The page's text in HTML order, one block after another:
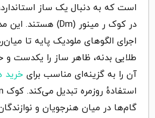
است که به دنبال یک ساز
اجرای الگوهای ملودیک پایه تا
طلایی بدنه، ظاهر ساز را یکدست
آن را به گزینه‌ای مناسب برای خرید
گام‌ها در میان هنرجویان و